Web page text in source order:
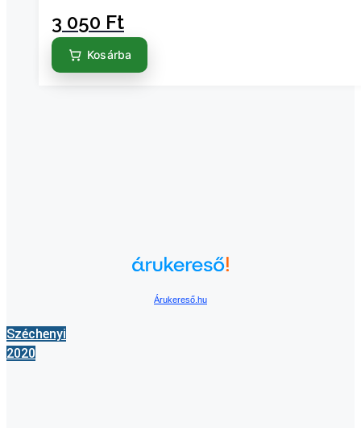
3 050 Ft
Kosárba
Árukereső.hu
Széchenyi
2020